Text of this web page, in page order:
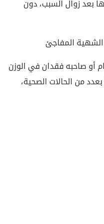
بعد زوال السبب، دون
المفاجئ
أو صاحبه فقدان في الوزن
من الحالات الصحية،